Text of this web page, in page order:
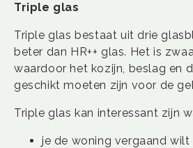
Triple glas
Triple glas bestaat uit drie
beter dan HR++ glas. Het is
waardoor het kozijn, beslag en
geschikt moeten zijn voor de
Triple glas kan interessant zijn
je de woning vergaand wilt